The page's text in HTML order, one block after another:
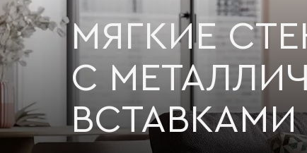
МЯГКИЕ
С
ВСТАВКАМИ